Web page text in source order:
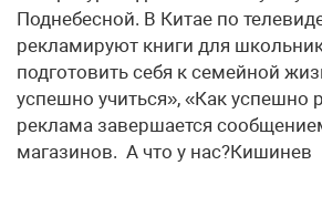
Поднебесной. В Китае по
рекламируют книги для
подготовить себя к семейной
успешно учиться», «Как успешно
реклама завершается
магазинов. А что у нас?Кишинев